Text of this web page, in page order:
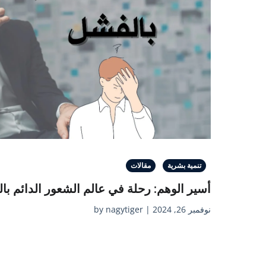
تنمية بشرية مقالات
أسير الوهم: رحلة في عالم الشعور الدائم
نوفمبر 26, 2024 | by nagytiger